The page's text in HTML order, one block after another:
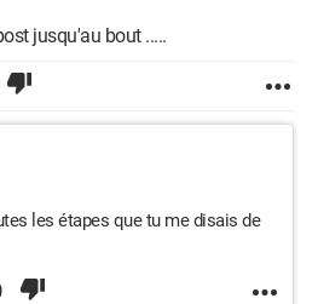
jusqu'au bout .....
les étapes que tu me disais de